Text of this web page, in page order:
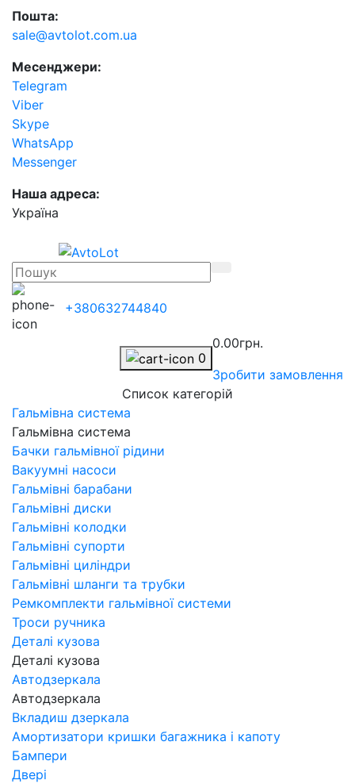
Пошта:
sale@avtolot.com.ua
Месенджери:
Telegram
Viber
Skype
WhatsApp
Messenger
Наша адреса:
Українa
+380632744840
0
0.00грн.
Зробити замовлення
Список категорій
Гальмівна система
Гальмівна система
Бачки гальмівної рідини
Вакуумні насоси
Гальмівні барабани
Гальмівні диски
Гальмівні колодки
Гальмівні супорти
Гальмівні циліндри
Гальмівні шланги та трубки
Ремкомплекти гальмівної системи
Троси ручника
Деталі кузова
Деталі кузова
Автодзеркала
Автодзеркала
Вкладиш дзеркала
Амортизатори кришки багажника і капоту
Бампери
Двері